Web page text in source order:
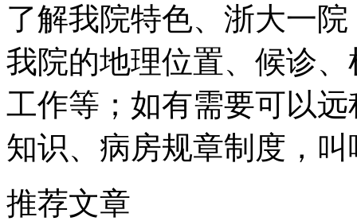
了解我院特色、浙大一
我院的地理位置、候诊
工作等；如有需要可以
知识、病房规章制度，
推荐文章